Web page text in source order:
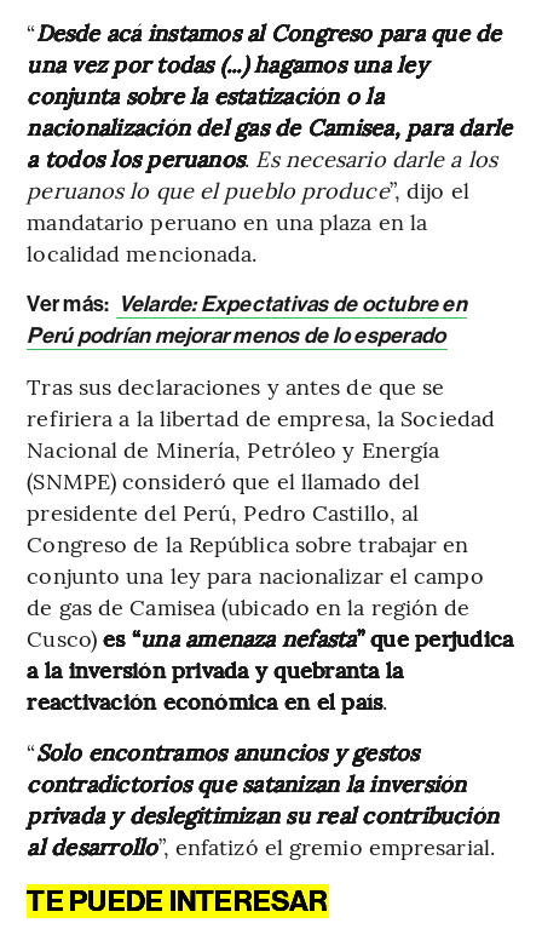
“Desde acá instamos al Congreso para que de
una vez por todas (...) hagamos una ley
conjunta sobre la estatización o la
nacionalización del gas de Camisea, para darle
a todos los peruanos. Es necesario darle a los
peruanos lo que el pueblo produce”, dijo el
mandatario peruano en una plaza en la
localidad mencionada.
Ver más: Velarde: Expectativas de octubre en
Perú podrían mejorar menos de lo esperado
Tras sus declaraciones y antes de que se
refiriera a la libertad de empresa, la Sociedad
Nacional de Minería, Petróleo y Energía
(SNMPE) consideró que el llamado del
presidente del Perú, Pedro Castillo, al
Congreso de la República sobre trabajar en
conjunto una ley para nacionalizar el campo
de gas de Camisea (ubicado en la región de
Cusco)es “una amenaza nefasta” que perjudica
a la inversión privada y quebranta la
reactivación económica en el país.
“Solo encontramos anuncios y gestos
contradictorios que satanizan la inversión
privada y deslegitimizan su real contribución
al desarrollo”, enfatizó el gremio empresarial.
TE PUEDE INTERESAR